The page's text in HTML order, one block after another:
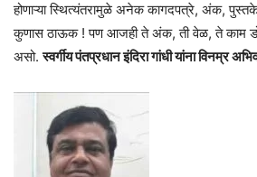
होणाऱ्या स्थित्यंतरामुळे अनेक कागदपत्रे, अंक,
कुणास ठाऊक ! पण आजही ते अंक, ती वेळ, ते काम
असो.स्वर्गीय पंतप्रधान इंदिरा गांधी यांना विनम्र